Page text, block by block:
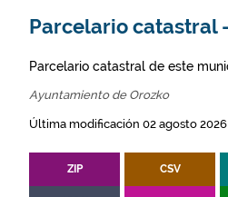
Parcelario catastral
Parcelario catastral de este
Ayuntamiento de Orozko
Última modificación 02 agosto 2026
ZIP CSV